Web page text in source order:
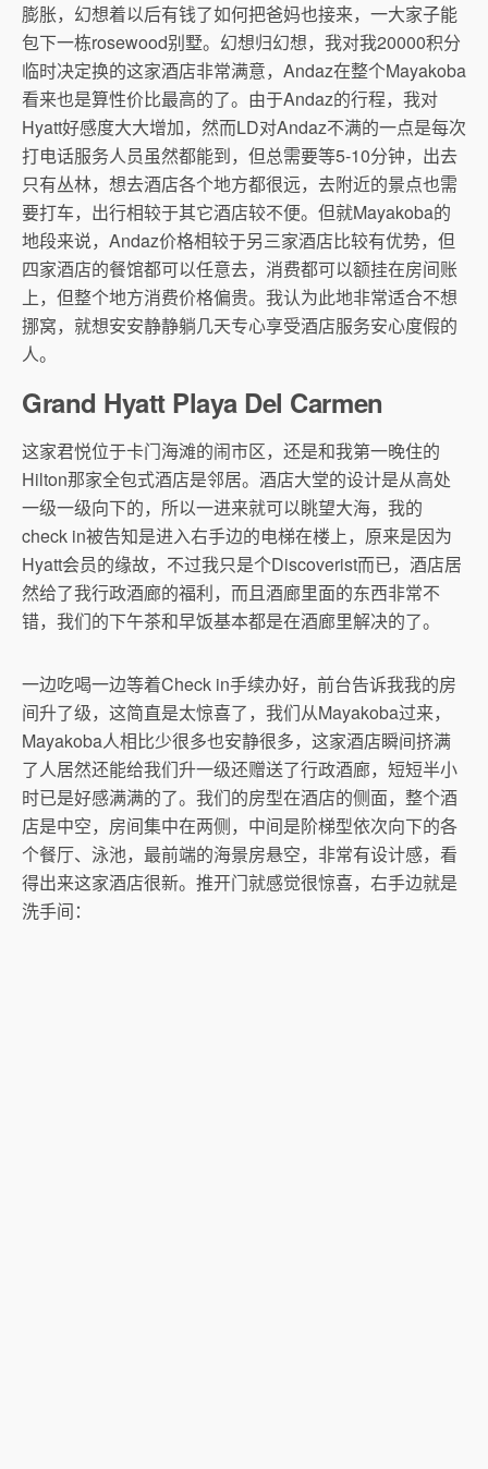
膨胀，幻想着以后有钱了如何把爸妈也接来，一大家子能
包下一栋rosewood别墅。幻想归幻想，我对我20000积分
临时决定换的这家酒店非常满意，Andaz在整个Mayakoba
看来也是算性价比最高的了。由于Andaz的行程，我对
Hyatt好感度大大增加，然而LD对Andaz不满的一点是每次
打电话服务人员虽然都能到，但总需要等5-10分钟，出去
只有丛林，想去酒店各个地方都很远，去附近的景点也需
要打车，出行相较于其它酒店较不便。但就Mayakoba的
地段来说，Andaz价格相较于另三家酒店比较有优势，但
四家酒店的餐馆都可以任意去，消费都可以额挂在房间账
上，但整个地方消费价格偏贵。我认为此地非常适合不想
挪窝，就想安安静静躺几天专心享受酒店服务安心度假的
人。
Grand Hyatt Playa Del Carmen
这家君悦位于卡门海滩的闹市区，还是和我第一晚住的
Hilton那家全包式酒店是邻居。酒店大堂的设计是从高处
一级一级向下的，所以一进来就可以眺望大海，我的
check in被告知是进入右手边的电梯在楼上，原来是因为
Hyatt会员的缘故，不过我只是个Discoverist而已，酒店居
然给了我行政酒廊的福利，而且酒廊里面的东西非常不
错，我们的下午茶和早饭基本都是在酒廊里解决的了。
一边吃喝一边等着Check in手续办好，前台告诉我我的房
间升了级，这简直是太惊喜了，我们从Mayakoba过来，
Mayakoba人相比少很多也安静很多，这家酒店瞬间挤满
了人居然还能给我们升一级还赠送了行政酒廊，短短半小
时已是好感满满的了。我们的房型在酒店的侧面，整个酒
店是中空，房间集中在两侧，中间是阶梯型依次向下的各
个餐厅、泳池，最前端的海景房悬空，非常有设计感，看
得出来这家酒店很新。推开门就感觉很惊喜，右手边就是
洗手间：